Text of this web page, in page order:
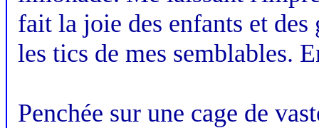
fait la joie des enfants et
les tics de mes semblables.
Penchée sur une cage de